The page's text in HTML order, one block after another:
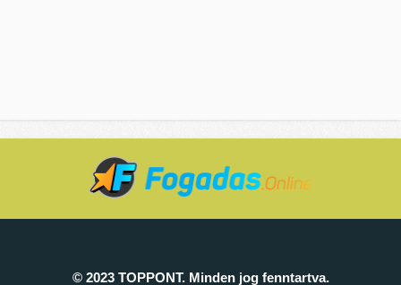
© 2023 TOPPONT. Minden jog fenntartva.